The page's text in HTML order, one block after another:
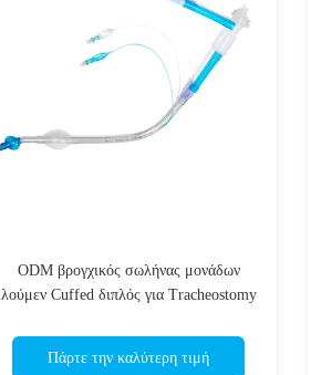
ODM βρογχικός σωλήνας μονάδων
λούμεν Cuffed διπλός για Tracheostomy
Πάρτε την καλύτερη τιμή